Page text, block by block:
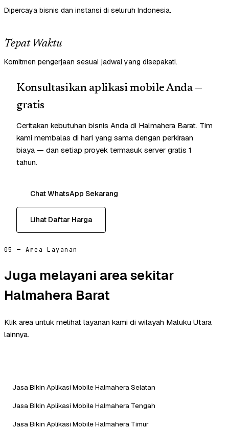
Dipercaya bisnis dan instansi di seluruh Indonesia.
Tepat Waktu
Komitmen pengerjaan sesuai jadwal yang disepakati.
Konsultasikan aplikasi mobile Anda —
gratis
Ceritakan kebutuhan bisnis Anda di Halmahera Barat. Tim
kami membalas di hari yang sama dengan perkiraan
biaya — dan setiap proyek termasuk server gratis 1
tahun.
Chat WhatsApp Sekarang
Lihat Daftar Harga
05 — Area Layanan
Juga melayani area sekitar
Halmahera Barat
Klik area untuk melihat layanan kami di wilayah Maluku Utara
lainnya.
Jasa Bikin Aplikasi Mobile Halmahera Selatan
Jasa Bikin Aplikasi Mobile Halmahera Tengah
Jasa Bikin Aplikasi Mobile Halmahera Timur